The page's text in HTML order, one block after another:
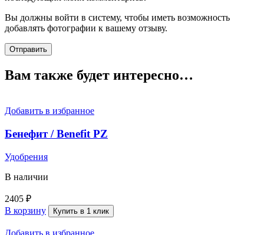
Вы должны войти в систему, чтобы иметь возможность
добавлять фотографии к вашему отзыву.
Вам также будет интересно…
Добавить в избранное
Бенефит / Benefit PZ
Удобрения
В наличии
2405 ₽
В корзину
Купить в 1 клик
Добавить в избранное